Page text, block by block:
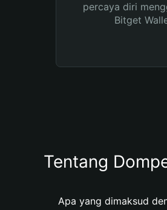
percaya diri
Bitget
Tentang
Apa yang dimaksud